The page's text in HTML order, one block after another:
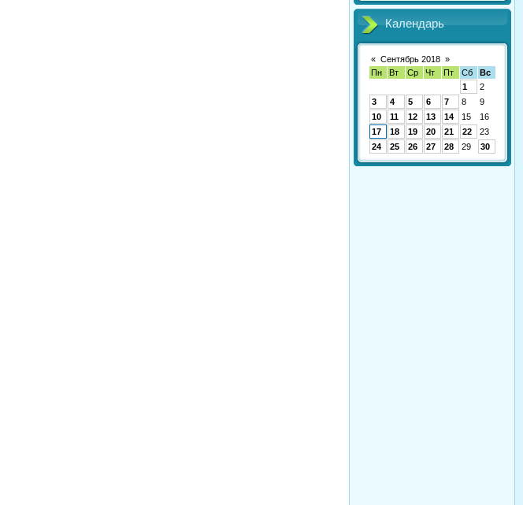
Календарь
« Сентябрь 2018 »
Пн
Вт Ср Чт Пт Сб
Вс
1
2
3
4 5 6 7 8
9
10
11 12 13 14 15
16
17
18 19 20 21 22
23
24
25 26 27 28 29 30